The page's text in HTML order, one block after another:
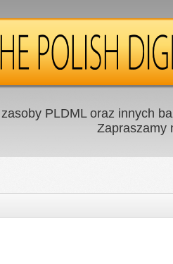
zasoby PLDML oraz innych
Zapraszamy